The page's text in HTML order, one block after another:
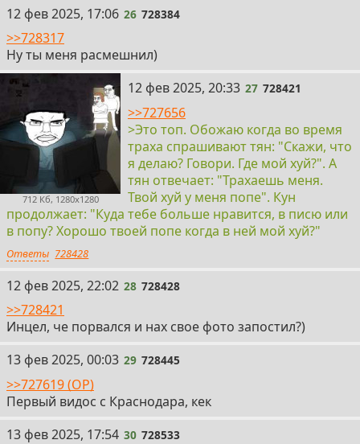
26
12 фев 2025, 17:06 26 728384
>>728317
Ну ты меня расмешнил)
712 Кб, 1280x1280
27
12 фев 2025, 20:33 27 728421
>>727656
>Это топ. Обожаю когда во время
траха спрашивают тян: "Скажи, что
я делаю? Говори. Где мой хуй?". А
тян отвечает: "Трахаешь меня.
Твой хуй у меня попе". Кун
продолжает: "Куда тебе больше нравится, в писю или
в попу? Хорошо твоей попе когда в ней мой хуй?"
Ответы 728428
28
12 фев 2025, 22:02 28 728428
>>728421
Инцел, че порвался и нах свое фото запостил?)
29
13 фев 2025, 00:03 29 728445
>>727619 (OP)
Первый видос с Краснодара, кек
30
13 фев 2025, 17:54 30 728533